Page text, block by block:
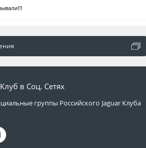
Клуб в Соц. Сетях
группы Российского Jaguar Клуба